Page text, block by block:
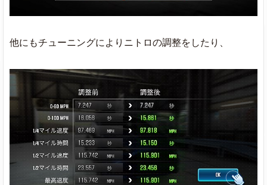
他にもチューニングによりニトロの調整をしたり、